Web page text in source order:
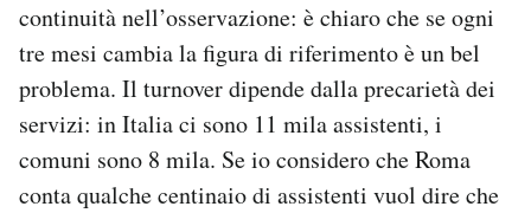
continuità nell’osservazione: è chiaro che se ogni
tre mesi cambia la figura di riferimento è un bel
problema. Il turnover dipende dalla precarietà dei
servizi: in Italia ci sono 11 mila assistenti, i
comuni sono 8 mila. Se io considero che Roma
conta qualche centinaio di assistenti vuol dire che